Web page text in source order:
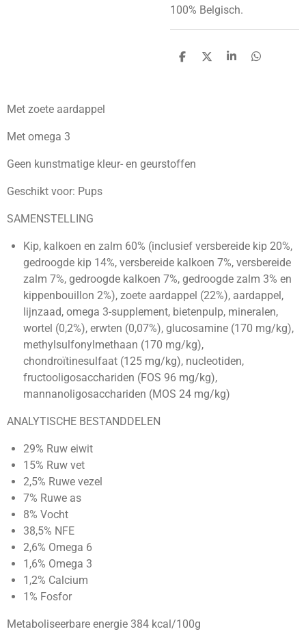
100% Belgisch.
D
D
S
D
Met zoete aardappel
Met omega 3
Geen kunstmatige kleur- en geurstoffen
Geschikt voor: Pups
SAMENSTELLING
Kip, kalkoen en zalm 60% (inclusief versbereide kip 20%,
gedroogde kip 14%, versbereide kalkoen 7%, versbereide
zalm 7%, gedroogde kalkoen 7%, gedroogde zalm 3% en
kippenbouillon 2%), zoete aardappel (22%), aardappel,
lijnzaad, omega 3-supplement, bietenpulp, mineralen,
wortel (0,2%), erwten (0,07%), glucosamine (170 mg/kg),
methylsulfonylmethaan (170 mg/kg),
chondroïtinesulfaat (125 mg/kg), nucleotiden,
fructooligosacchariden (FOS 96 mg/kg),
mannanoligosacchariden (MOS 24 mg/kg)
ANALYTISCHE BESTANDDELEN
29% Ruw eiwit
15% Ruw vet
2,5% Ruwe vezel
7% Ruwe as
8% Vocht
38,5% NFE
2,6% Omega 6
1,6% Omega 3
1,2% Calcium
1% Fosfor
Metaboliseerbare energie 384 kcal/100g